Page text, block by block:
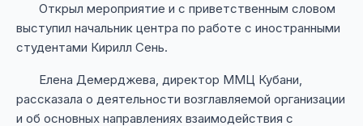
Открыл мероприятие и с приветственным словом
выступил начальник центра по работе с иностранными
студентами Кирилл Сень.
Елена Демерджева, директор ММЦ Кубани,
рассказала о деятельности возглавляемой организации
и об основных направлениях взаимодействия с